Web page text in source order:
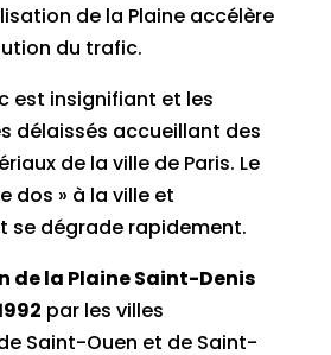
de la Plaine accélère
du trafic.
est insignifiant et les
délaissés accueillant des
de la ville de Paris. Le
dos » à la ville et
se dégrade rapidement.
de la Plaine Saint-Denis
par les villes
Saint-Ouen et de Saint-